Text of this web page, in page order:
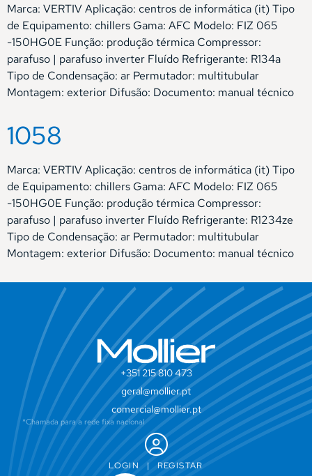
Marca: VERTIV Aplicação: centros de informática (it) Tipo
de Equipamento: chillers Gama: AFC Modelo: FIZ 065
-150HG0E Função: produção térmica Compressor:
parafuso | parafuso inverter Fluído Refrigerante: R134a
Tipo de Condensação: ar Permutador: multitubular
Montagem: exterior Difusão: Documento: manual técnico
1058
Marca: VERTIV Aplicação: centros de informática (it) Tipo
de Equipamento: chillers Gama: AFC Modelo: FIZ 065
-150HG0E Função: produção térmica Compressor:
parafuso | parafuso inverter Fluído Refrigerante: R1234ze
Tipo de Condensação: ar Permutador: multitubular
Montagem: exterior Difusão: Documento: manual técnico
+351 215 810 473
geral@mollier.pt
comercial@mollier.pt
*Chamada para a rede fixa nacional
LOGIN | REGISTAR